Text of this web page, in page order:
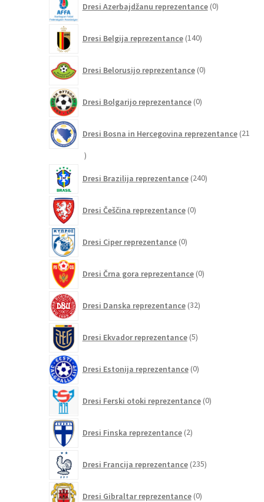
Dresi Azerbajdžanu reprezentance 0izdelkov
Dresi Belgija reprezentance 140izdelkov
Dresi Belorusijo reprezentance 0izdelkov
Dresi Bolgarijo reprezentance 0izdelkov
Dresi Bosna in Hercegovina reprezentance 21
21
Dresi Brazilija reprezentance 240izdelkov
Dresi Češčina reprezentance 0izdelkov
Dresi Ciper reprezentance 0izdelkov
Dresi Črna gora reprezentance 0izdelkov
Dresi Danska reprezentance 32izdelkov
Dresi Ekvador reprezentance 5izdelkov
Dresi Estonija reprezentance 0izdelkov
Dresi Ferski otoki reprezentance 0izdelkov
Dresi Finska reprezentance 2izdelka
Dresi Francija reprezentance 235izdelkov
Dresi Gibraltar reprezentance 0